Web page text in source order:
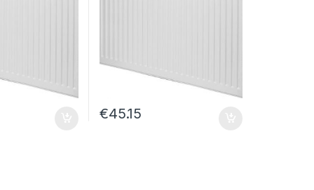
€45.15